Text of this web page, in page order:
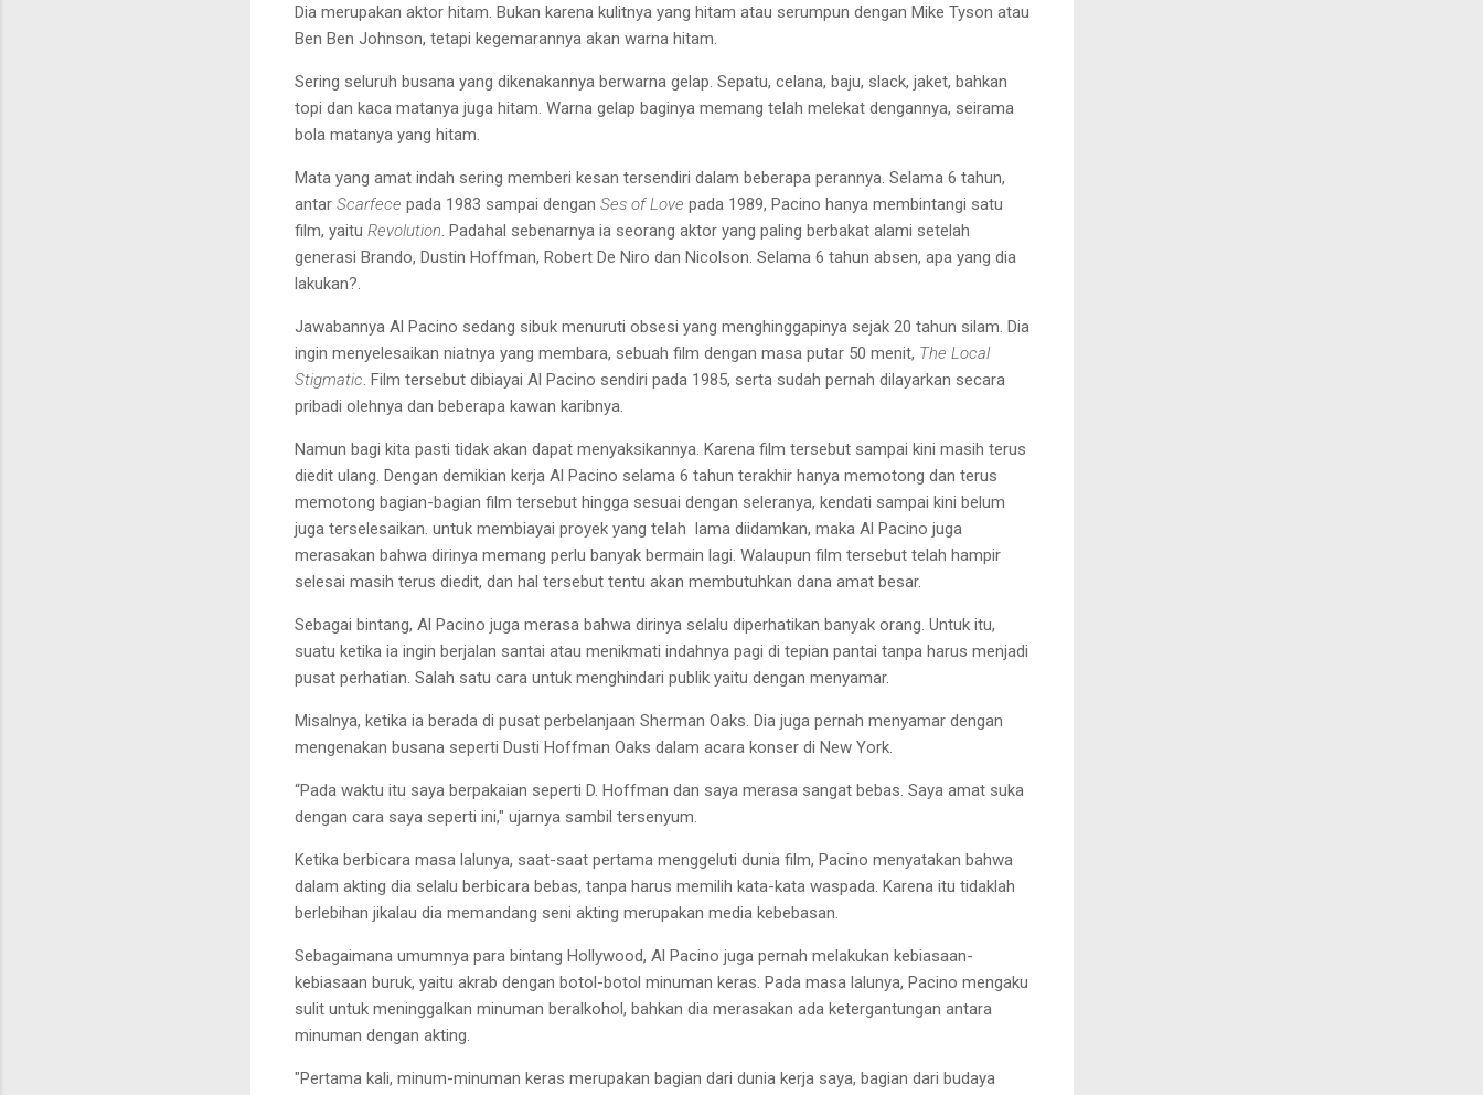
Dia merupakan aktor hitam. Bukan karena kulitnya yang hitam atau serumpun dengan Mike Tyson atau
Ben Ben Johnson, tetapi kegemarannya akan warna hitam.
Sering seluruh busana yang dikenakannya berwarna gelap. Sepatu, celana, baju, slack, jaket, bahkan
topi dan kaca matanya juga hitam. Warna gelap baginya memang telah melekat dengannya, seirama
bola matanya yang hitam.
Mata yang amat indah sering memberi kesan tersendiri dalam beberapa perannya. Selama 6 tahun,
antar Scarfece pada 1983 sampai dengan Ses of Love pada 1989, Pacino hanya membintangi satu
film, yaitu Revolution . Padahal sebenarnya ia seorang aktor yang paling berbakat alami setelah
generasi Brando, Dustin Hoffman, Robert De Niro dan Nicolson. Selama 6 tahun absen, apa yang dia
lakukan?.
Jawabannya Al Pacino sedang sibuk menuruti obsesi yang menghinggapinya sejak 20 tahun silam. Dia
ingin menyelesaikan niatnya yang membara, sebuah film dengan masa putar 50 menit, The Local
Stigmatic . Film tersebut dibiayai Al Pacino sendiri pada 1985, serta sudah pernah dilayarkan secara
pribadi olehnya dan beberapa kawan karibnya.
Namun bagi kita pasti tidak akan dapat menyaksikannya. Karena film tersebut sampai kini masih terus
diedit ulang. Dengan demikian kerja Al Pacino selama 6 tahun terakhir hanya memotong dan terus
memotong bagian-bagian film tersebut hingga sesuai dengan seleranya, kendati sampai kini belum
juga terselesaikan. untuk membiayai proyek yang telah lama diidamkan, maka Al Pacino juga
merasakan bahwa dirinya memang perlu banyak bermain lagi. Walaupun film tersebut telah hampir
selesai masih terus diedit, dan hal tersebut tentu akan membutuhkan dana amat besar.
Sebagai bintang, Al Pacino juga merasa bahwa dirinya selalu diperhatikan banyak orang. Untuk itu,
suatu ketika ia ingin berjalan santai atau menikmati indahnya pagi di tepian pantai tanpa harus menjadi
pusat perhatian. Salah satu cara untuk menghindari publik yaitu dengan menyamar.
Misalnya, ketika ia berada di pusat perbelanjaan Sherman Oaks. Dia juga pernah menyamar dengan
mengenakan busana seperti Dusti Hoffman Oaks dalam acara konser di New York.
“Pada waktu itu saya berpakaian seperti D. Hoffman dan saya merasa sangat bebas. Saya amat suka
dengan cara saya seperti ini," ujarnya sambil tersenyum.
Ketika berbicara masa lalunya, saat-saat pertama menggeluti dunia film, Pacino menyatakan bahwa
dalam akting dia selalu berbicara bebas, tanpa harus memilih kata-kata waspada. Karena itu tidaklah
berlebihan jikalau dia memandang seni akting merupakan media kebebasan.
Sebagaimana umumnya para bintang Hollywood, Al Pacino juga pernah melakukan kebiasaan-
kebiasaan buruk, yaitu akrab dengan botol-botol minuman keras. Pada masa lalunya, Pacino mengaku
sulit untuk meninggalkan minuman beralkohol, bahkan dia merasakan ada ketergantungan antara
minuman dengan akting.
"Pertama kali, minum-minuman keras merupakan bagian dari dunia kerja saya, bagian dari budaya